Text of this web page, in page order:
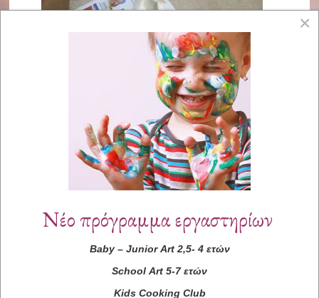
×
Νέο πρόγραμμα εργαστηρίων
Baby– Junior Art2,5- 4 ετών
School Art 5-7 ετών
Kids Cooking Club